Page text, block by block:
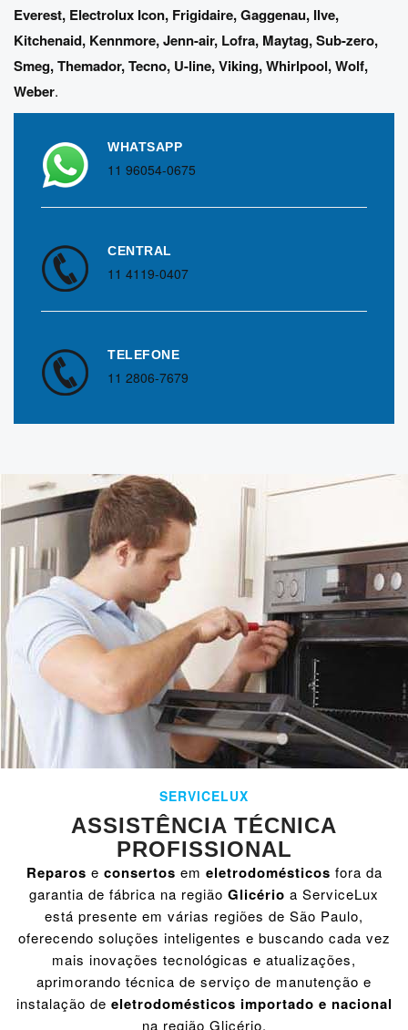
Everest, Electrolux Icon, Frigidaire,Gaggenau, Ilve,
Kitchenaid, Kennmore,Jenn-air, Lofra, Maytag,Sub-zero,
Smeg,Themador,Tecno, U-line,Viking,Whirlpool,Wolf,
Weber.
WHATSAPP
11 96054-0675
CENTRAL
11 4119-0407
TELEFONE
11 2806-7679
SERVICELUX
ASSISTÊNCIA TÉCNICA
PROFISSIONAL
Reparos e consertos em eletrodomésticos fora da
garantia de fábrica na região Glicério a ServiceLux
está presente em várias regiões de São Paulo,
oferecendo soluções inteligentes e buscando cada vez
mais inovações tecnológicas e atualizações,
aprimorando técnica de serviço de manutenção e
instalação de eletrodomésticos importado e nacional
na região Glicério.